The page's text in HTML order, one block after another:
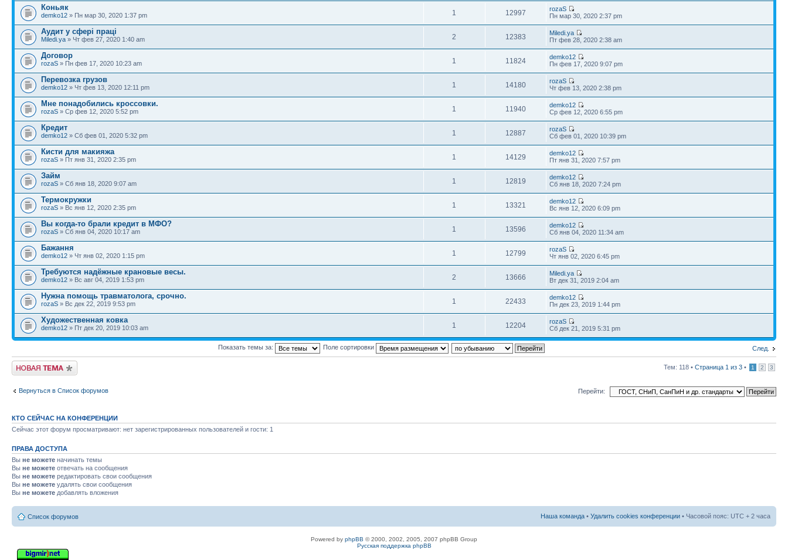
Коньяк
demko12 » Пн мар 30, 2020 1:37 pm 1 12997
rozaS
Пн мар 30, 2020 2:37 pm
Аудит у сфері праці
Miledi.ya » Чт фев 27, 2020 1:40 am 2 12383
Miledi.ya
Пт фев 28, 2020 2:38 am
Договор
rozaS » Пн фев 17, 2020 10:23 am 1 11824
demko12
Пн фев 17, 2020 9:07 pm
Перевозка грузов
demko12 » Чт фев 13, 2020 12:11 pm 1 14180
rozaS
Чт фев 13, 2020 2:38 pm
Мне понадобились кроссовки.
rozaS » Ср фев 12, 2020 5:52 pm 1 11940
demko12
Ср фев 12, 2020 6:55 pm
Кредит
demko12 » Сб фев 01, 2020 5:32 pm 1 12887
rozaS
Сб фев 01, 2020 10:39 pm
Кисти для макияжа
rozaS » Пт янв 31, 2020 2:35 pm 1 14129
demko12
Пт янв 31, 2020 7:57 pm
Займ
rozaS » Сб янв 18, 2020 9:07 am 1 12819
demko12
Сб янв 18, 2020 7:24 pm
Термокружки
rozaS » Вс янв 12, 2020 2:35 pm 1 13321
demko12
Вс янв 12, 2020 6:09 pm
Вы когда-то брали кредит в МФО?
rozaS » Сб янв 04, 2020 10:17 am 1 13596
demko12
Сб янв 04, 2020 11:34 am
Бажання
demko12 » Чт янв 02, 2020 1:15 pm 1 12799
rozaS
Чт янв 02, 2020 6:45 pm
Требуются надёжные крановые весы.
demko12 » Вс авг 04, 2019 1:53 pm 2 13666
Miledi.ya
Вт дек 31, 2019 2:04 am
Нужна помощь травматолога, срочно.
rozaS » Вс дек 22, 2019 9:53 pm 1 22433
demko12
Пн дек 23, 2019 1:44 pm
Художественная ковка
demko12 » Пт дек 20, 2019 10:03 am 1 12204
rozaS
Сб дек 21, 2019 5:31 pm
След.
Показать темы за: Поле сортировки
Новая тема Тем: 118 • Страница 1 из 3 • 1 2 3
Вернуться в Список форумов Перейти:
КТО СЕЙЧАС НА КОНФЕРЕНЦИИ
Сейчас этот форум просматривают: нет зарегистрированных пользователей и гости: 1
ПРАВА ДОСТУПА
Вы не можете начинать темы
Вы не можете отвечать на сообщения
Вы не можете редактировать свои сообщения
Вы не можете удалять свои сообщения
Вы не можете добавлять вложения
Список форумов Наша команда • Удалить cookies конференции • Часовой пояс: UTC + 2 часа
Powered by phpBB © 2000, 2002, 2005, 2007 phpBB Group
Русская поддержка phpBB